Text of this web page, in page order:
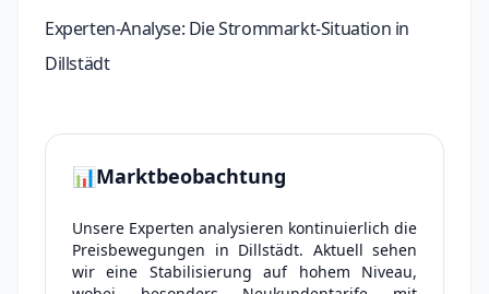
Experten-Analyse: Die Strommarkt-Situation in
Dillstädt
📊Marktbeobachtung
Unsere Experten analysieren kontinuierlich die
Preisbewegungen in Dillstädt. Aktuell sehen
wir eine Stabilisierung auf hohem Niveau,